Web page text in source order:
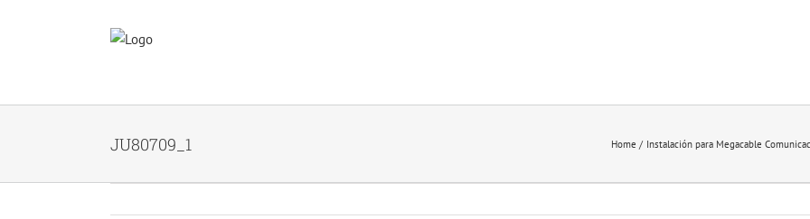
JU80709_1 Home Instalación para Megacable